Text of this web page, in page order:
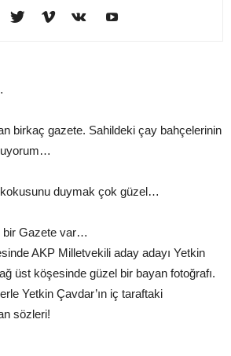
birkaç gazete. Sahildeki çay bahçelerinin
kokusunu duymak çok güzel…
bir Gazete var…
AKP Milletvekili aday adayı Yetkin
üst köşesinde güzel bir bayan fotoğrafı.
Yetkin Çavdar’ın iç taraftaki
sözleri!